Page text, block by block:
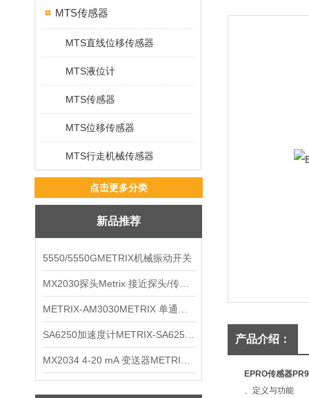
MTS传感器
MTS直线位移传感器
MTS液位计
MTS传感器
MTS位移传感器
MTS行走机械传感器
点击更多分类
新品推荐
5550/5550GMETRIX机械振动开关
产品介绍：
EPRO传感器
、定义与功能